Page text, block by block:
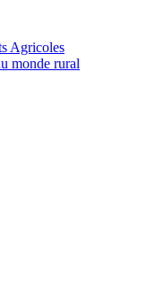
Agricoles
monde rural